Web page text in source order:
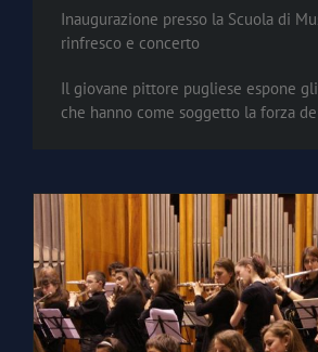
Inaugurazione presso la Scuola di
rinfresco e concerto
Il giovane pittore pugliese espone
che hanno come soggetto la forza